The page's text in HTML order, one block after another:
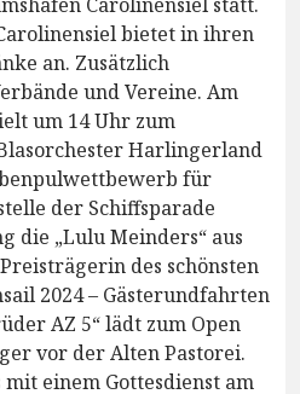
bietet in ihren
an. Zusätzlich
und Vereine. Am
um 14 Uhr zum
Harlingerland
für
der Schiffsparade
die „Lulu Meinders“ aus
des schönsten
2024 – Gästerundfahrten
AZ 5“ lädt zum Open
vor der Alten Pastorei.
mit einem Gottesdienst am